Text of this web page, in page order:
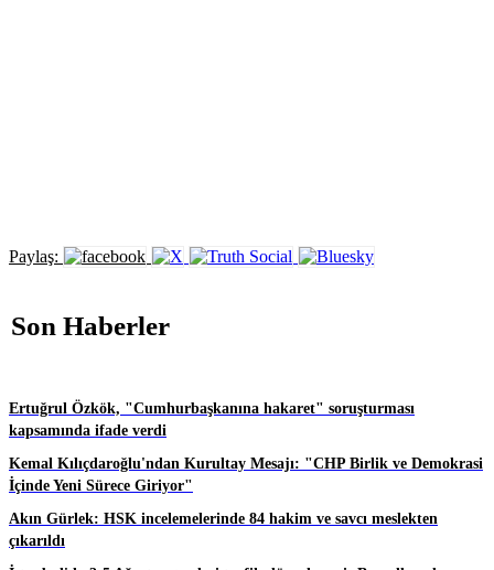
Paylaş:
Son Haberler
Ertuğrul Özkök, "Cumhurbaşkanına hakaret" soruşturması
kapsamında ifade verdi
Kemal Kılıçdaroğlu'ndan Kurultay Mesajı: "CHP Birlik ve Demokrasi
İçinde Yeni Sürece Giriyor"
Akın Gürlek: HSK incelemelerinde 84 hakim ve savcı meslekten
çıkarıldı